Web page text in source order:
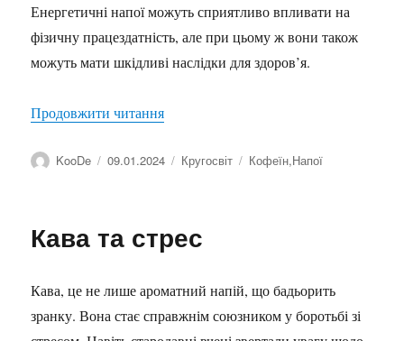
Енергетичні напої можуть сприятливо впливати на
фізичну працездатність, але при цьому ж вони також
можуть мати шкідливі наслідки для здоров’я.
Продовжити читання“Енергетичні напої”
Автор
KooDe Оприлюднено
09.01.2024 Категорії
Кругосвіт Позначки
Кофеїн,Напої
Кава та стрес
Кава, це не лише ароматний напій, що бадьорить
зранку. Вона стає справжнім союзником у боротьбі зі